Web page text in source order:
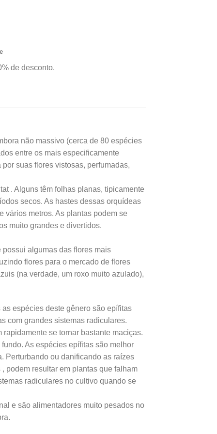
de desconto.
não massivo (cerca de 80 espécies
entre os mais especificamente
suas flores vistosas, perfumadas,
. Alguns têm folhas planas, tipicamente
secos. As hastes dessas orquídeas
vários metros. As plantas podem se
muito grandes e divertidos.
algumas das flores mais
flores para o mercado de flores
(na verdade, um roxo muito azulado),
espécies deste gênero são epífitas
com grandes sistemas radiculares.
se tornar bastante maciças.
As espécies epífitas são melhor
Perturbando ou danificando as raízes
podem resultar em plantas que falham
radiculares no cultivo quando se
e são alimentadores muito pesados no